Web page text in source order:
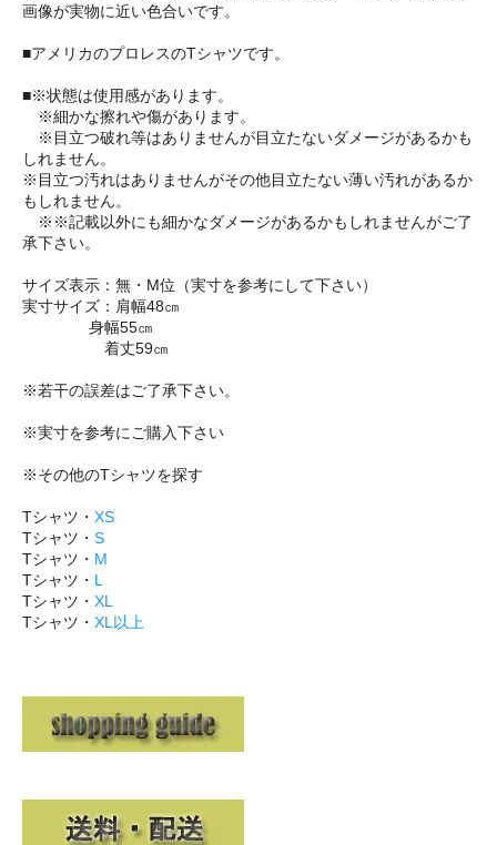
画像が実物に近い色合いです。
■アメリカのプロレスのTシャツです。
■※状態は使用感があります。
※細かな擦れや傷があります。
※目立つ破れ等はありませんが目立たないダメージがあるかも
しれません。
※目立つ汚れはありませんがその他目立たない薄い汚れがあるか
もしれません。
※※記載以外にも細かなダメージがあるかもしれませんがご了
承下さい。
サイズ表示：無・M位（実寸を参考にして下さい）
実寸サイズ：肩幅48㎝
身幅55㎝
着丈59㎝
※若干の誤差はご了承下さい。
※実寸を参考にご購入下さい
※その他のTシャツを探す
Tシャツ・ XS
Tシャツ・ S
Tシャツ・ M
Tシャツ・ L
Tシャツ・ XL
Tシャツ・ XL以上